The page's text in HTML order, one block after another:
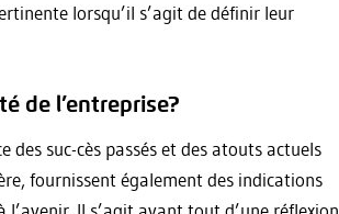
lorsqu’il s’agit de définir leur
de l’entreprise?
des suc-cès passés et des atouts actuels
fournissent également des indications